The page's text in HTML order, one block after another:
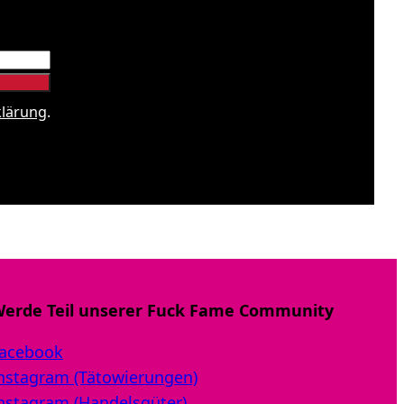
.
Teil unserer Fuck Fame Community
(Tätowierungen)